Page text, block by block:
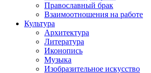
Православный брак
Взаимоотношения на работе
Культура
Архитектура
Литература
Иконопись
Музыка
Изобразительное искусство